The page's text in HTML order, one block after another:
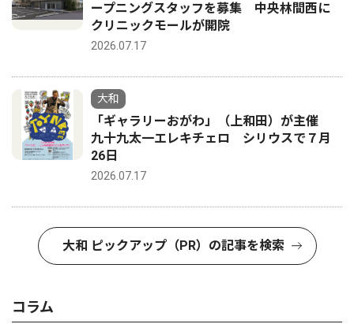
ープニングスタッフを募集 中央林間西に
クリニックモールが開院
2026.07.17
大和
「ギャラリーおがわ」（上和田）が主催
九十九太一エレキチェロ シリウスで７月
26日
2026.07.17
大和 ピックアップ（PR）の記事を検索
コラム